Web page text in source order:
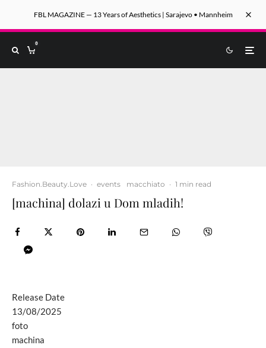
FBL MAGAZINE — 13 Years of Aesthetics | Sarajevo • Mannheim
0
Fashion.Beauty.Love · events macchiato · 1 min read
[machina] dolazi u Dom mladih!
Release Date
13/08/2025
foto
machina